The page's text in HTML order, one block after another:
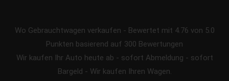
Wo Gebrauchtwagen verkaufen - Bewertet mit 4.76 von 5.0
Punkten basierend auf 300 Bewertungen
Wir kaufen Ihr Auto heute ab - sofort Abmeldung - sofort
Bargeld - Wir kaufen Ihren Wagen.